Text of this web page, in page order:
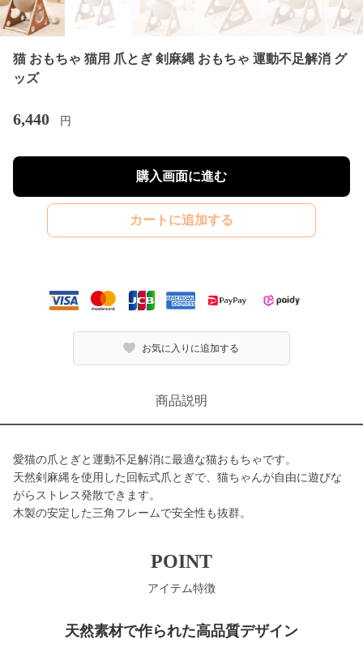
猫 おもちゃ 猫用 爪とぎ 剣麻縄 おもちゃ 運動不足解消 グ
ッズ
6,440 円
購入画面に進む
カートに追加する
お気に入りに追加する
商品説明
愛猫の爪とぎと運動不足解消に最適な猫おもちゃです。
天然剣麻縄を使用した回転式爪とぎで、猫ちゃんが自由に遊びな
がらストレス発散できます。
木製の安定した三角フレームで安全性も抜群。
POINT
アイテム特徴
天然素材で作られた高品質デザイン